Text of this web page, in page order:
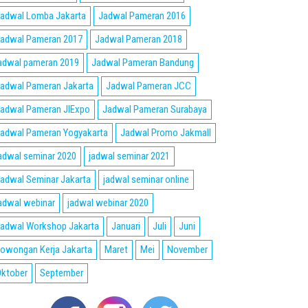
Lomba Jakarta
Jadwal Pameran 2016
Pameran 2017
Jadwal Pameran 2018
pameran 2019
Jadwal Pameran Bandung
Pameran Jakarta
Jadwal Pameran JCC
Pameran JIExpo
Jadwal Pameran Surabaya
Pameran Yogyakarta
Jadwal Promo Jakmall
seminar 2020
jadwal seminar 2021
Seminar Jakarta
jadwal seminar online
webinar
jadwal webinar 2020
Workshop Jakarta
Januari Juli
Juni
Kerja Jakarta
Maret Mei
November
September